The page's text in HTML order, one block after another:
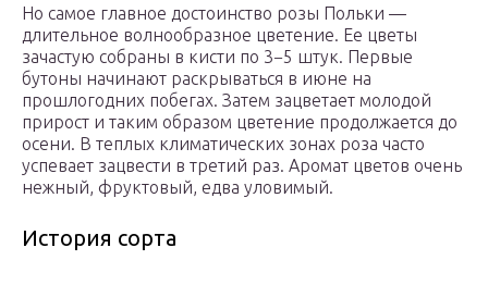
Но самое главное достоинство розы Польки —
длительное волнообразное цветение. Ее цветы
зачастую собраны в кисти по 3−5 штук. Первые
бутоны начинают раскрываться в июне на
прошлогодних побегах. Затем зацветает молодой
прирост и таким образом цветение продолжается до
осени. В теплых климатических зонах роза часто
успевает зацвести в третий раз. Аромат цветов очень
нежный, фруктовый, едва уловимый.
История сорта